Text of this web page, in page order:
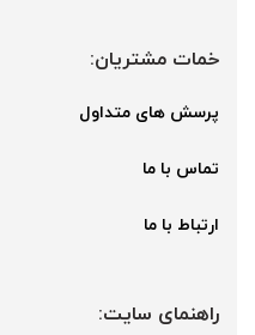
خمات مشتریان:
پرسش های متداول
تماس با ما
ارتباط با ما
راهنمای سایت: